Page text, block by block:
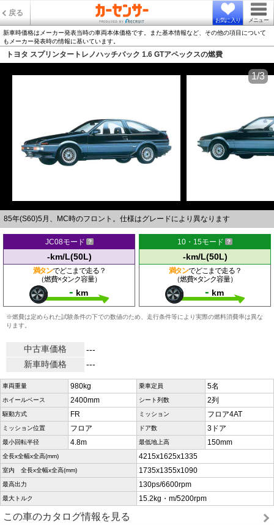
戻る
お気に入り メニュー
新車時価格はメーカー発表当時の車両本体価格です。また基本情報など、その他の項目について
もメーカー発表時の情報に基いています。
トヨタ スプリンタートレノハッチバック 1.6 GTアペックスの燃費
85年(S60)5月、MC時のフロント。仕様はグレードにより異なります
1/3
JC08モード
-km/L(50L)
満タンでどこまで走る？
（燃費×タンク容量）
- km
10・15モード
-km/L(50L)
満タンでどこまで走る？
（燃費×タンク容量）
- km
※燃費は定められた試験条件の下での数値のため、走行条件等により実際の燃料消費率は異な
ります。
中古車価格
---
新車時価格
---
車両重量 980kg 乗車定員 5名
ホイールベース 2400mm シート列数 2列
駆動方式 FR ミッション フロア4AT
ミッション位置 フロア ドア数 3ドア
最小回転半径 4.8m 最低地上高 150mm
全長x全幅x全高(mm) 4215x1625x1335
室内 全長x全幅x全高(mm) 1735x1355x1090
最高出力 130ps/6600rpm
最大トルク 15.2kg・m/5200rpm
この車のカタログ情報を見る